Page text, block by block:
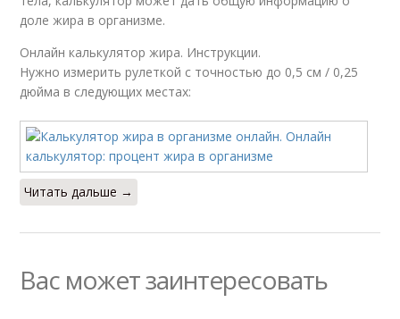
доле жира в организме.
Онлайн калькулятор жира. Инструкции.
Нужно измерить рулеткой с точностью до 0,5 см / 0,25
дюйма в следующих местах:
Читать дальше →
Вас может заинтересовать